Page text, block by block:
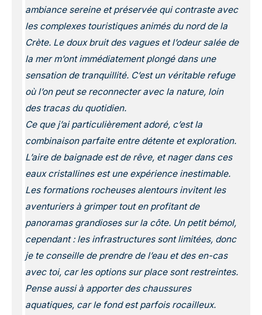
ambiance sereine et préservée qui contraste avec
les complexes touristiques animés du nord de la
Crète. Le doux bruit des vagues et l’odeur salée de
la mer m’ont immédiatement plongé dans une
sensation de tranquillité. C’est un véritable refuge
où l’on peut se reconnecter avec la nature, loin
des tracas du quotidien.
Ce que j’ai particulièrement adoré, c’est la
combinaison parfaite entre détente et exploration.
L’aire de baignade est de rêve, et nager dans ces
eaux cristallines est une expérience inestimable.
Les formations rocheuses alentours invitent les
aventuriers à grimper tout en profitant de
panoramas grandioses sur la côte. Un petit bémol,
cependant : les infrastructures sont limitées, donc
je te conseille de prendre de l’eau et des en-cas
avec toi, car les options sur place sont restreintes.
Pense aussi à apporter des chaussures
aquatiques, car le fond est parfois rocailleux.